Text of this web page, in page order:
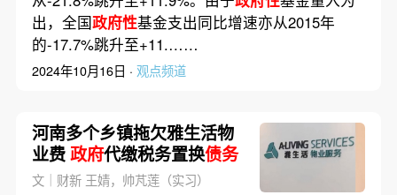
出，全国政府性基金支出同比增速亦从2015年
的-17.7%跳升至+11.……
2024年10月16日 · 观点频道
河南多个乡镇拖欠雅生活物
业费政府代缴税务置换债务
文｜财新 王婧，帅芃莲（实习）